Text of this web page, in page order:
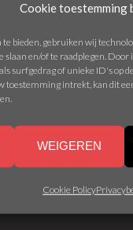
Cookie toestemming
bieden, gebruiken wij
en/of te raadplegen.
surfgedrag of unieke ID's op
toestemming intrekt, kan dit
WEIGEREN
Cookie Policy